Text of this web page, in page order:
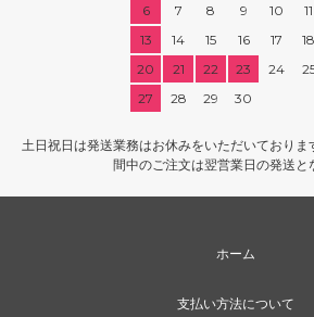
6
7 8 9 10 11
13
14 15 16 17 18
20
21 22 23 24
27
28 29 30
土日祝日は発送業務はお休みをいただいており
間中のご注文は翌営業日の発送と
ホーム
支払い方法について